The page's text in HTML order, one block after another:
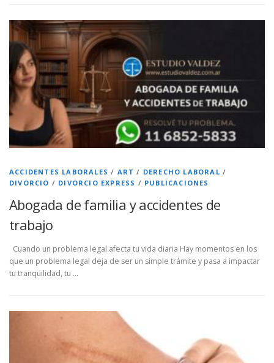
ACCIDENTES LABORALES / ART / DERECHO LABORAL /
DIVORCIO / DIVORCIO EXPRESS / PUBLICACIONES
Abogada de familia y accidentes de
trabajo
Cuando un problema legal afecta tu vida diaria Hay momentos en los
que un problema legal deja de ser un simple trámite y pasa a impactar
tu tranquilidad, tu …